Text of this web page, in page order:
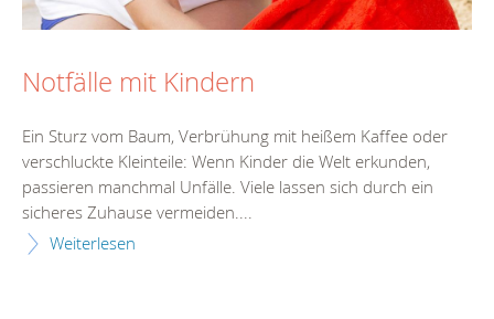
Notfälle mit Kindern
Ein Sturz vom Baum, Verbrühung mit heißem Kaffee oder
verschluckte Kleinteile: Wenn Kinder die Welt erkunden,
passieren manchmal Unfälle. Viele lassen sich durch ein
sicheres Zuhause vermeiden....
Weiterlesen